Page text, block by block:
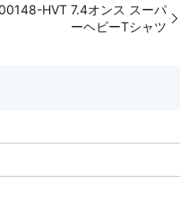
HVT 7.4オンス スーパ
ーヘビーTシャツ